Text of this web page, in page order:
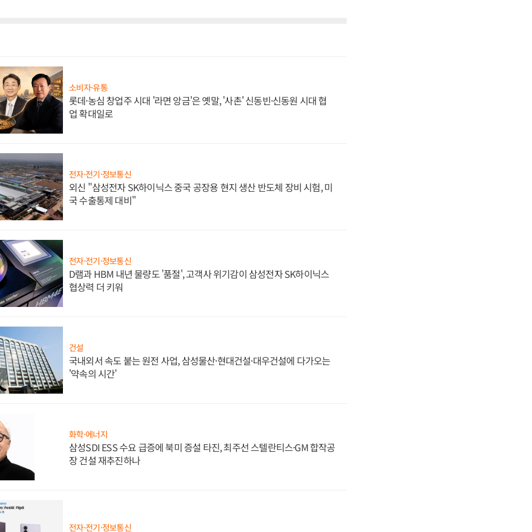
소비자·유통
롯데·농심 창업주 시대 '라면 앙금'은 옛말, '사촌' 신동빈·신동원 시대 협
업 확대일로
전자·전기·정보통신
외신 "삼성전자 SK하이닉스 중국 공장용 현지 생산 반도체 장비 시험, 미
국 수출통제 대비"
전자·전기·정보통신
D램과 HBM 내년 물량도 '품절', 고객사 위기감이 삼성전자 SK하이닉스
협상력 더 키워
건설
국내외서 속도 붙는 원전 사업, 삼성물산·현대건설·대우건설에 다가오는
'약속의 시간'
화학·에너지
삼성SDI ESS 수요 급증에 북미 증설 타진, 최주선 스텔란티스·GM 합작공
장 건설 재추진하나
전자·전기·정보통신